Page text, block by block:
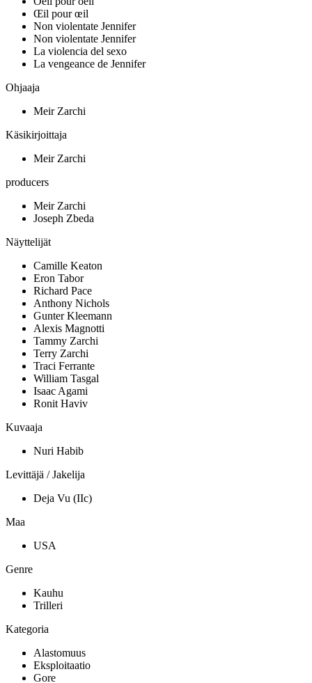
Œil pour œil
Non violentate Jennifer
Non violentate Jennifer
La violencia del sexo
La vengeance de Jennifer
Ohjaaja
Meir Zarchi
Käsikirjoittaja
Meir Zarchi
producers
Meir Zarchi
Joseph Zbeda
Näyttelijät
Camille Keaton
Eron Tabor
Richard Pace
Anthony Nichols
Gunter Kleemann
Alexis Magnotti
Tammy Zarchi
Terry Zarchi
Traci Ferrante
William Tasgal
Isaac Agami
Ronit Haviv
Kuvaaja
Nuri Habib
Levittäjä / Jakelija
Deja Vu (IIc)
Maa
USA
Genre
Kauhu
Trilleri
Kategoria
Alastomuus
Eksploitaatio
Gore